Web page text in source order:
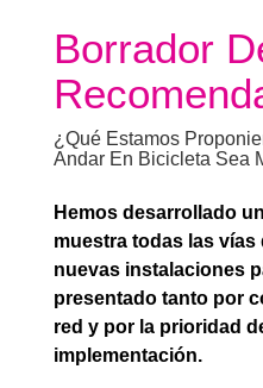
Borrador
¿Qué Estamos
Andar En Bicicleta Sea
Hemos desarrollado
muestra todas las
nuevas instalaciones
presentado tanto por
red y por la prioridad
implementación.